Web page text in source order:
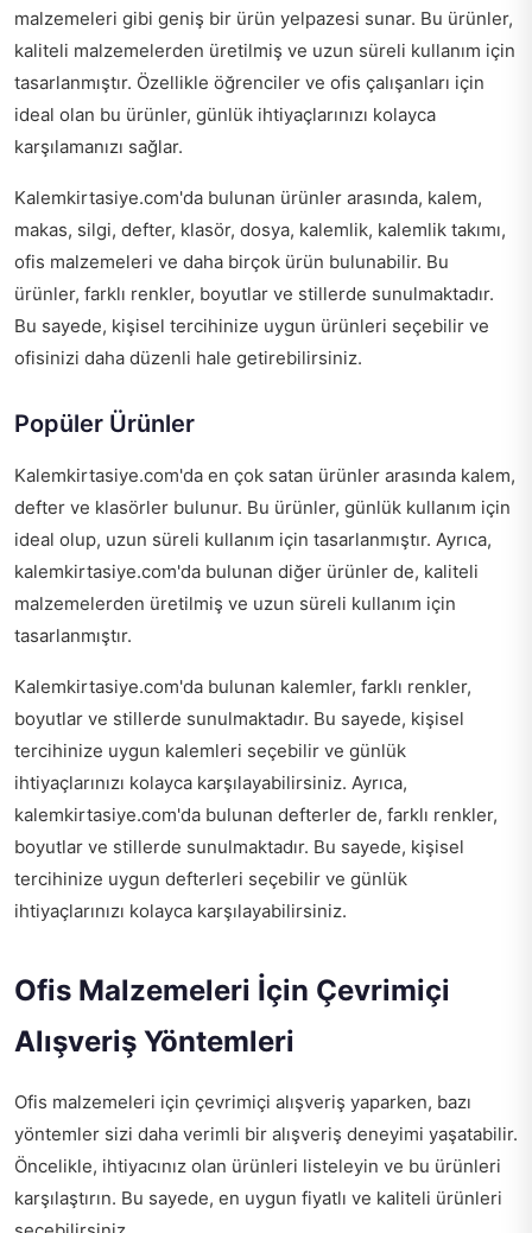
malzemeleri gibi geniş bir ürün yelpazesi sunar. Bu ürünler,
kaliteli malzemelerden üretilmiş ve uzun süreli kullanım için
tasarlanmıştır. Özellikle öğrenciler ve ofis çalışanları için
ideal olan bu ürünler, günlük ihtiyaçlarınızı kolayca
karşılamanızı sağlar.
Kalemkirtasiye.com'da bulunan ürünler arasında, kalem,
makas, silgi, defter, klasör, dosya, kalemlik, kalemlik takımı,
ofis malzemeleri ve daha birçok ürün bulunabilir. Bu
ürünler, farklı renkler, boyutlar ve stillerde sunulmaktadır.
Bu sayede, kişisel tercihinize uygun ürünleri seçebilir ve
ofisinizi daha düzenli hale getirebilirsiniz.
Popüler Ürünler
Kalemkirtasiye.com'da en çok satan ürünler arasında kalem,
defter ve klasörler bulunur. Bu ürünler, günlük kullanım için
ideal olup, uzun süreli kullanım için tasarlanmıştır. Ayrıca,
kalemkirtasiye.com'da bulunan diğer ürünler de, kaliteli
malzemelerden üretilmiş ve uzun süreli kullanım için
tasarlanmıştır.
Kalemkirtasiye.com'da bulunan kalemler, farklı renkler,
boyutlar ve stillerde sunulmaktadır. Bu sayede, kişisel
tercihinize uygun kalemleri seçebilir ve günlük
ihtiyaçlarınızı kolayca karşılayabilirsiniz. Ayrıca,
kalemkirtasiye.com'da bulunan defterler de, farklı renkler,
boyutlar ve stillerde sunulmaktadır. Bu sayede, kişisel
tercihinize uygun defterleri seçebilir ve günlük
ihtiyaçlarınızı kolayca karşılayabilirsiniz.
Ofis Malzemeleri İçin Çevrimiçi
Alışveriş Yöntemleri
Ofis malzemeleri için çevrimiçi alışveriş yaparken, bazı
yöntemler sizi daha verimli bir alışveriş deneyimi yaşatabilir.
Öncelikle, ihtiyacınız olan ürünleri listeleyin ve bu ürünleri
karşılaştırın. Bu sayede, en uygun fiyatlı ve kaliteli ürünleri